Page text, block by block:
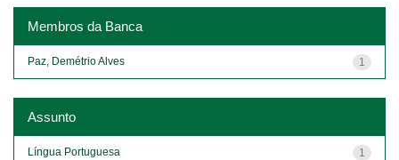
Membros da Banca
1
Paz, Demétrio Alves
Assunto
1
Língua Portuguesa